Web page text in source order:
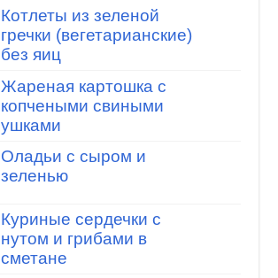
Котлеты из зеленой
гречки (вегетарианские)
без яиц
Жареная картошка с
копчеными свиными
ушками
Оладьи с сыром и
зеленью
Куриные сердечки с
нутом и грибами в
сметане